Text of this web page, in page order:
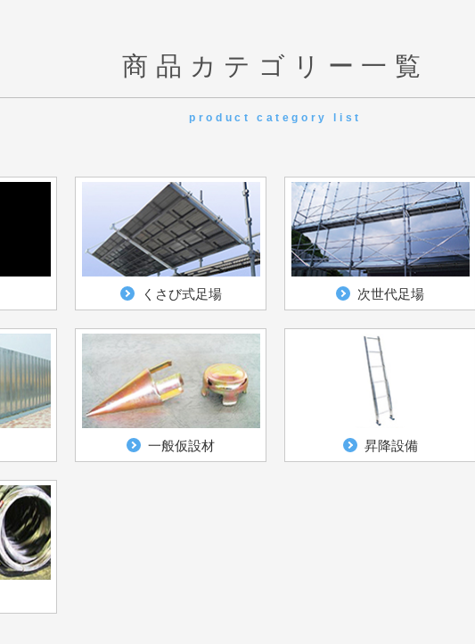
商品カテゴリー一覧
product category list
くさび式足場 次世代足場
一般仮設材 昇降設備